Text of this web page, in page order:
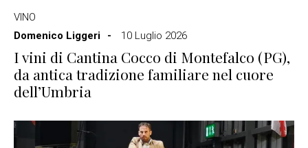
VINO
Domenico Liggeri
10 Luglio 2026
I vini di Cantina Cocco di Montefalco (PG),
da antica tradizione familiare nel cuore
dell’Umbria